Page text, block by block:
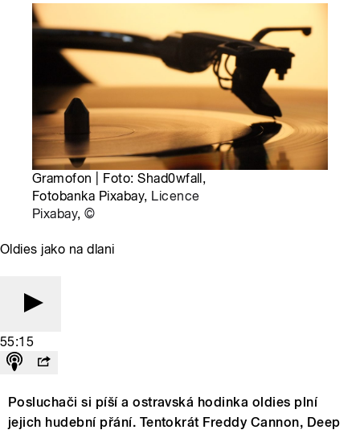
Gramofon | Foto: Shad0wfall,
Fotobanka Pixabay, Licence
Pixabay,©
Oldies jako na dlani
55:15
Posluchači si píší a ostravská hodinka oldies plní
jejich hudební přání. Tentokrát Freddy Cannon, Deep